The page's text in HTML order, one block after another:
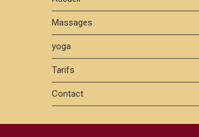
Massages
yoga
Tarifs
Contact